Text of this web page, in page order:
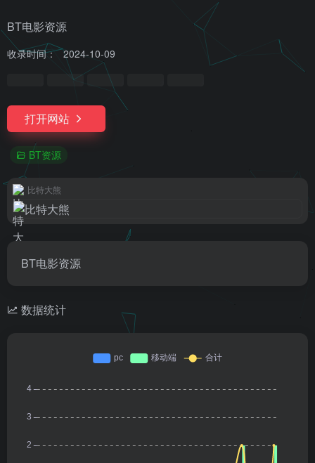
BT电影资源
收录时间： 2024-10-09
打开网站
BT资源
比特大熊
BT电影资源
数据统计